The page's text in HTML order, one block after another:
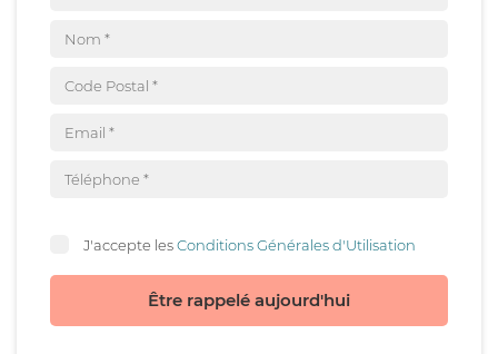
J'accepte lesConditions Générales d'Utilisation
Être rappelé aujourd'hui